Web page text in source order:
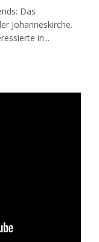
Das
Johanneskirche.
in...